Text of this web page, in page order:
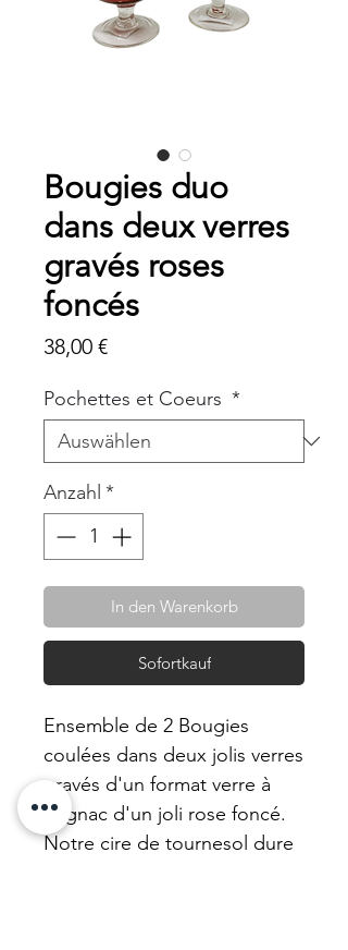
Bougies duo
dans deux verres
gravés roses
foncés
38,00 €Preis
Pochettes et Coeurs *
Anzahl *
In den Warenkorb
Sofortkauf
Ensemble de 2 Bougies
coulées dans deux jolis verres
gravés d'un format verre à
cognac d'un joli rose foncé.
Notre cire de tournesol dure